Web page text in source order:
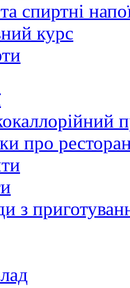
спиртні
курс
про
з